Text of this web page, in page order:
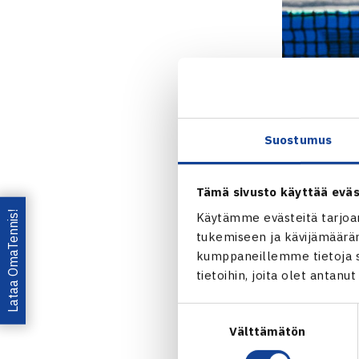
Suostumus
Tämä sivusto käyttää
Käytämme evästeitä
tukemiseen ja
kumppaneillemme tietoja
tietoihin, joita olet
Välttämätön
Harri
Heliövaara/
Molteni
Avauserä
Molteni/
erä oli
Paikka
Lataa OmaTennis!